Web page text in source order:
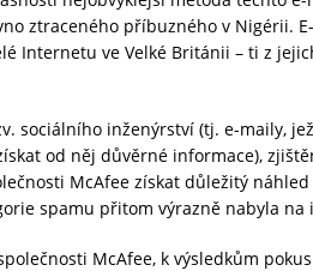
ztraceného příbuzného v Nigérii.
Internetu ve Velké Británii – ti z
sociálního inženýrství (tj. e-maily,
od něj důvěrné informace),
McAfee získat důležitý
spamu přitom výrazně nabyla na
McAfee, k výsledkům